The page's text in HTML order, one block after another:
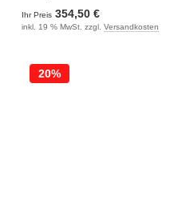
Ihr Preis 354,50 €
inkl. 19 % MwSt. zzgl. Versandkosten
20%